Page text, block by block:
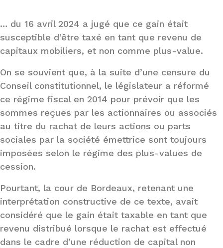
… du 16 avril 2024 a jugé que ce gain était
susceptible d’être taxé en tant que revenu de
capitaux mobiliers, et non comme plus-value.
On se souvient que, à la suite d’une censure du
Conseil constitutionnel, le législateur a réformé
ce régime fiscal en 2014 pour prévoir que les
sommes reçues par les actionnaires ou associés
au titre du rachat de leurs actions ou parts
sociales par la société émettrice sont toujours
imposées selon le régime des plus-values de
cession.
Pourtant, la cour de Bordeaux, retenant une
interprétation constructive de ce texte, avait
considéré que le gain était taxable en tant que
revenu distribué lorsque le rachat est effectué
dans le cadre d’une réduction de capital non